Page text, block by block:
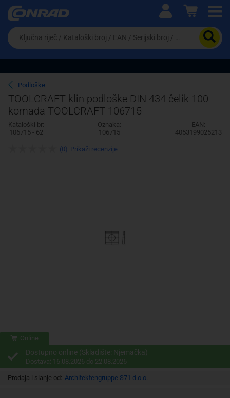
Ova postavka prilagođava asortiman proizvoda i
cijene vašim potrebama.
Pravno lice
Da
biste
potražili
proizvod,
unesite
ključnu
riječ,
kataloški
broj,
EAN
ili
Podloške
TOOLCRAFT klin podloške DIN 434 čelik 100
komada TOOLCRAFT 106715
Kataloški br:
106715 - 62
Oznaka:
106715
EAN:
4053199025213
Online
Dostupno online (Skladište: Njemačka)
Dostava: 16.08.2026 do 22.08.2026
Prodaja i slanje od: Architektengruppe S71 d.o.o.
(0) Prikaži recenzije